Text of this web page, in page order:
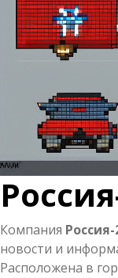
Компания Россия-
новости и
Расположена в